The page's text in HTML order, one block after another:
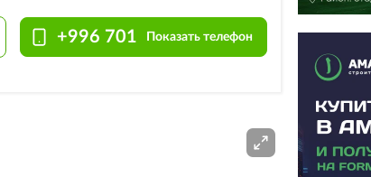
+996 701 Показать телефон
РЕКЛАМА